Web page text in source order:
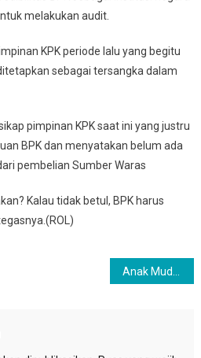
melakukan audit.
KPK periode lalu yang begitu
sebagai tersangka dalam
pimpinan KPK saat ini yang justru
BPK dan menyatakan belum ada
pembelian Sumber Waras
Kalau tidak betul, BPK harus